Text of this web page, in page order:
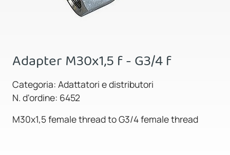
Adapter M30x1,5 f - G3/4 f
Categoria: Adattatori e distributori
N. d'ordine: 6452
M30x1,5 female thread to G3/4 female thread